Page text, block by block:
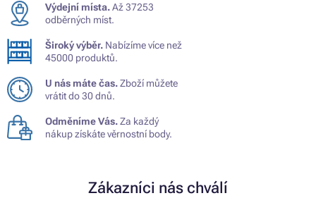
Výdejní místa.Až 37253
odběrných míst.
Široký výběr. Nabízíme více než
45000 produktů.
U nás máte čas.Zboží můžete
vrátit do 30 dnů.
Odměníme Vás.Za každý
nákup získáte věrnostní body.
Zákazníci nás chválí